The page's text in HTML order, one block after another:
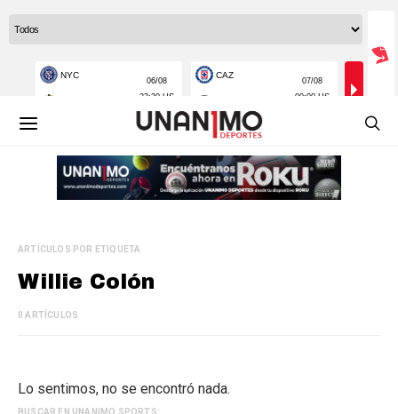
ARTÍCULOS POR ETIQUETA
Willie Colón
0 ARTÍCULOS
Lo sentimos, no se encontró nada.
BUSCAR EN UNANIMO SPORTS: